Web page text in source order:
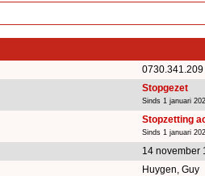
0730.341.209
Stopgezet
Sinds 1 januari
Stopzetting
Sinds 1 januari
14 november
Huygen, Guy